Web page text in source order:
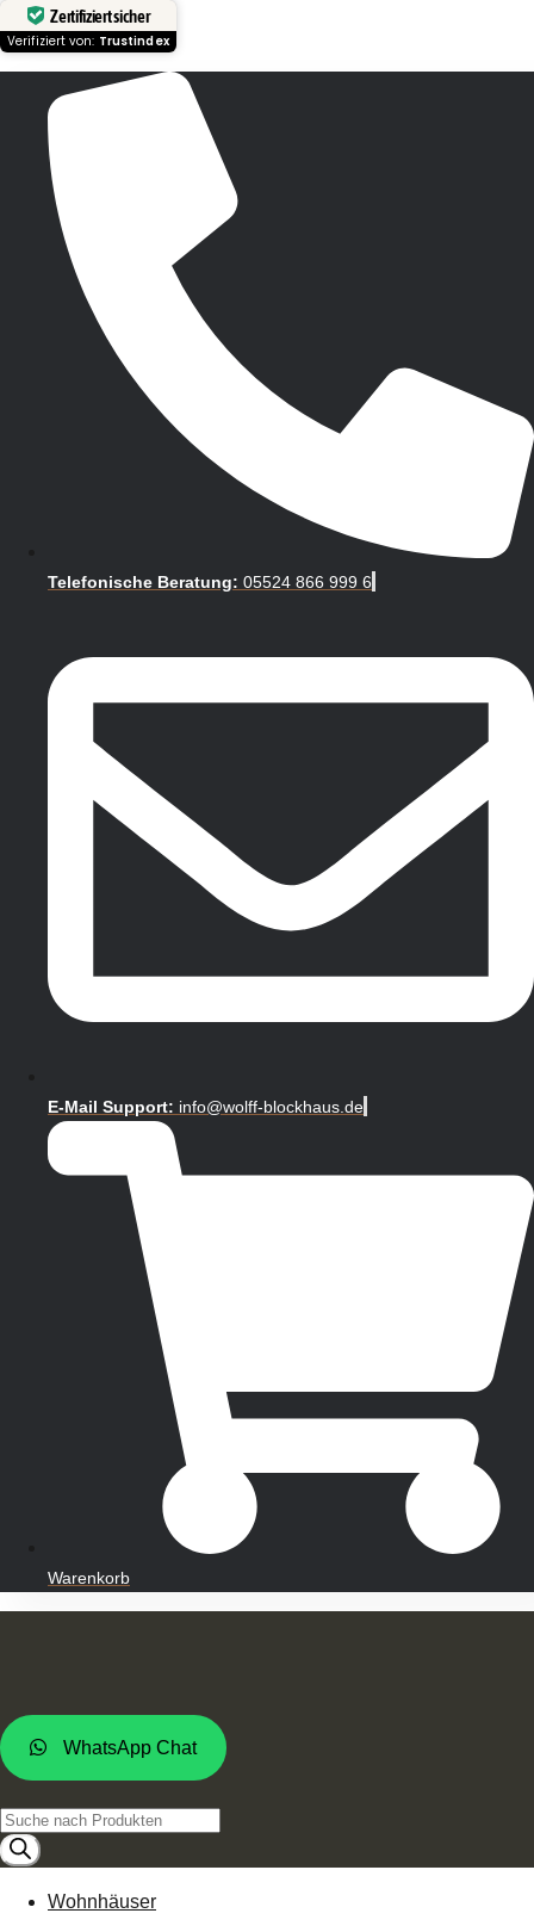
Zertifiziert sicher
Verifiziert von: Trustindex
Telefonische Beratung: 05524 866 999 6
E-Mail Support: info@wolff-blockhaus.de
Warenkorb
WhatsApp Chat
Products
search
Wohnhäuser